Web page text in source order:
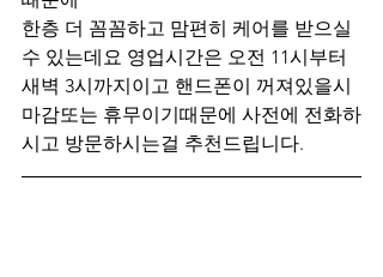
한층 더 꼼꼼하고 맘편히 케어를 받으실
수 있는데요 영업시간은 오전 11시부터
새벽 3시까지이고 핸드폰이 꺼져있을시
마감또는 휴무이기때문에 사전에 전화하
시고 방문하시는걸 추천드립니다.